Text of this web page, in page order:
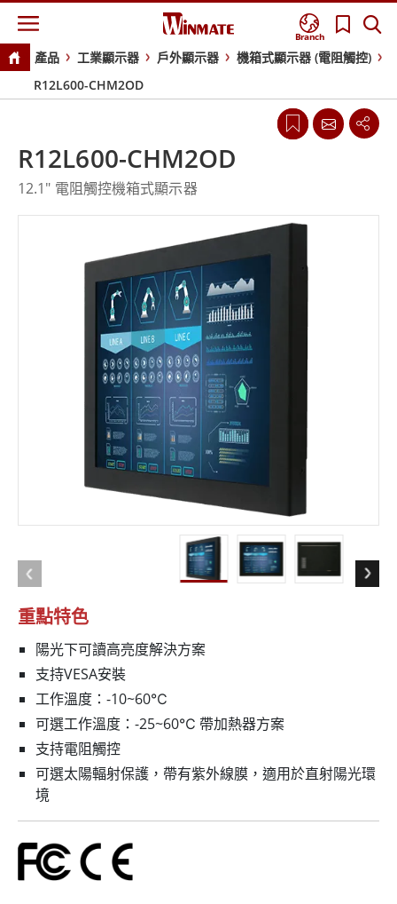
Branch
產品 工業顯示器 戶外顯示器
機箱式顯示器 (電阻觸控)
R12L600-CHM2OD
重點特色
陽光下可讀高亮度解決方案
支持VESA安裝
工作溫度：-10~60℃
可選工作溫度：-25~60℃ 帶加熱器方案
支持電阻觸控
可選太陽輻射保護，帶有紫外線膜，適用於直射陽光環
境
R12L600-CHM2OD
12.1" 電阻觸控機箱式顯示器